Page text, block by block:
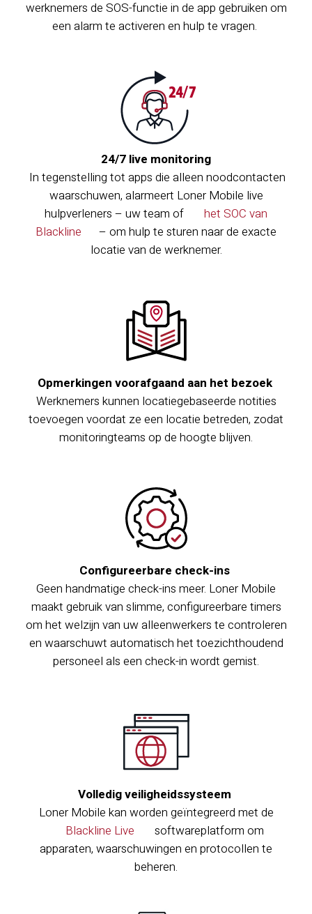
werknemers de SOS-functie in de app gebruiken om
een alarm te activeren en hulp te vragen.
24/7 live monitoring
In tegenstelling tot apps die alleen noodcontacten
waarschuwen, alarmeert Loner Mobile live
hulpverleners – uw team of
het SOC van
Blackline
– om hulp te sturen naar de exacte
locatie van de werknemer.
Opmerkingen voorafgaand aan het bezoek
Werknemers kunnen locatiegebaseerde notities
toevoegen voordat ze een locatie betreden, zodat
monitoringteams op de hoogte blijven.
Configureerbare check-ins
Geen handmatige check-ins meer. Loner Mobile
maakt gebruik van slimme, configureerbare timers
om het welzijn van uw alleenwerkers te controleren
en waarschuwt automatisch het toezichthoudend
personeel als een check-in wordt gemist.
Volledig veiligheidssysteem
Loner Mobile kan worden geïntegreerd met de
Blackline Live
softwareplatform om
apparaten, waarschuwingen en protocollen te
beheren.